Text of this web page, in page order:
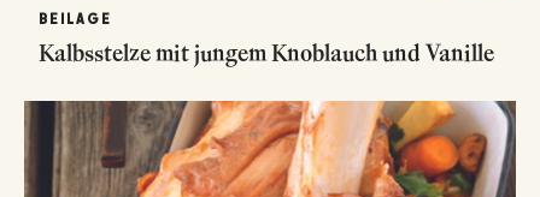
BEILAGE
Kalbsstelze mit jungem Knoblauch und Vanille